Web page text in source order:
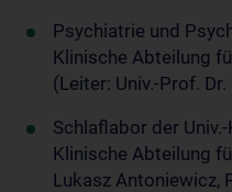
Psychiatrie und
Klinische Abteilung
(Leiter: Univ.-Prof.
Schlaflabor der
Klinische Abteilung
Lukasz Antoniewicz,